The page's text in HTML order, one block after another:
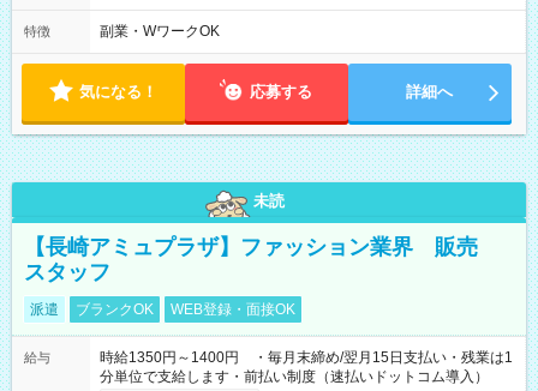
円 121勤務目から日給10，000円～ となります。
::::: ::::: ::::: ::::: ::::: ::::::
★週4～5日入れる方大歓迎！※日時相談OK ★時期により連休取
得も可能！ ＼毎月希望シフト提出で働きやすい！／ 毎月20日ま
相談OK
特徴 副業・WワークOK
気になる！ 応募する 詳細へ
未読
【長崎アミュプラザ】ファッション業界 販売
スタッフ
派遣 ブランクOK WEB登録・面接OK
給与
時給1350円～1400円 ・毎月末締め/翌月15日支払い・残業は1
分単位で支給します・前払い制度（速払いドットコム導入）